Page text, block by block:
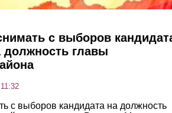
с выборов
главы
с выборов кандидата на должность